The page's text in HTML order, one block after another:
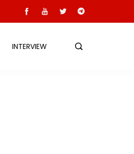
INTERVIEW